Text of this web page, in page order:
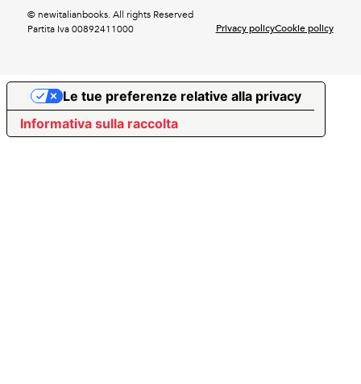
© newitalianbooks. All rights Reserved
Partita Iva 00892411000
Privacy policyCookie policy
Informativa sulla raccolta
Le tue preferenze relative alla privacy